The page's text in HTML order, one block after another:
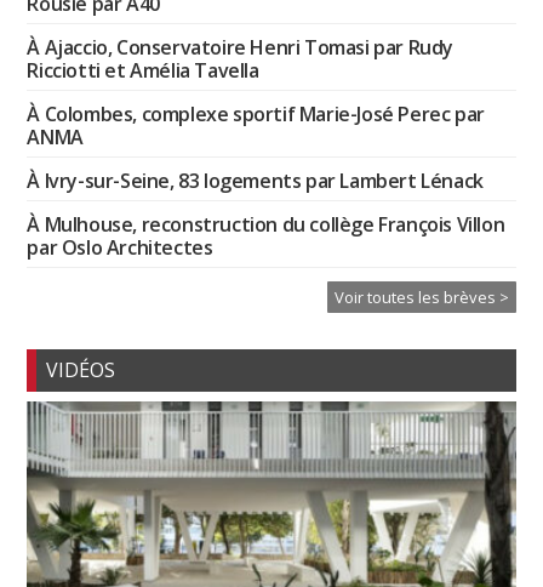
À Ajaccio, Conservatoire Henri Tomasi par Rudy
Ricciotti et Amélia Tavella
À Colombes, complexe sportif Marie-José Perec par
ANMA
À Ivry-sur-Seine, 83 logements par Lambert Lénack
À Mulhouse, reconstruction du collège François Villon
par Oslo Architectes
Voir toutes les brèves >
VIDÉOS